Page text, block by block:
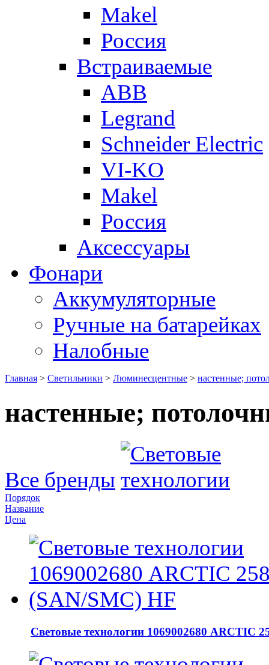
Makel
Россия
Встраиваемые
ABB
Legrand
Schneider Electric
VI-KO
Makel
Россия
Аксессуары
Фонари
Аккумуляторные
Ручные на батарейках
Налобные
Главная > Светильники > Люминесцентные > настенные;
настенные;
Все бренды
Порядок
Название
Цена
Световые технологии 1069002680 ARCTIC